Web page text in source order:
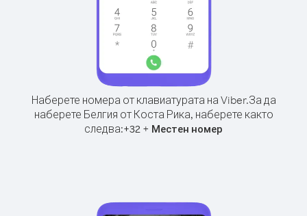
Наберете номера от клавиатурата на Viber.За да
наберете Белгия от Коста Рика, наберете както
следва:+32 + Местен номер